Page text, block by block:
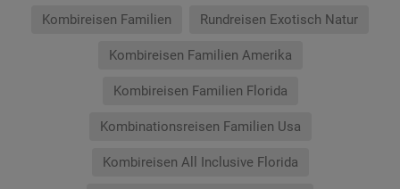
Kombireisen Familien Rundreisen Exotisch Natur
Kombireisen Familien Amerika
Kombireisen Familien Florida
Kombinationsreisen Familien Usa
Kombireisen All Inclusive Florida